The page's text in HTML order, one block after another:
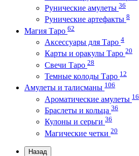
Рунические амулеты 36
Рунические артефакты 8
Магия Таро 62
Аксессуары для Таро 4
Карты и оракулы Таро 20
Свечи Таро 28
Темные колоды Таро 12
Амулеты и талисманы 106
Ароматические амулеты 16
Браслеты и кольца 36
Кулоны и серьги 36
Магические четки 20
Назад